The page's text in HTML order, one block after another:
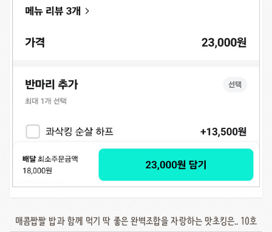
매콤짭짤 밥과 함께 먹기 딱 좋은 완벽조합을 자랑하는 맛초킹은.. 10호